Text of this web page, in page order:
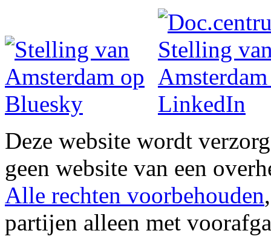
Deze website wordt
geen website van een
Alle rechten voorbehouden
partijen alleen met